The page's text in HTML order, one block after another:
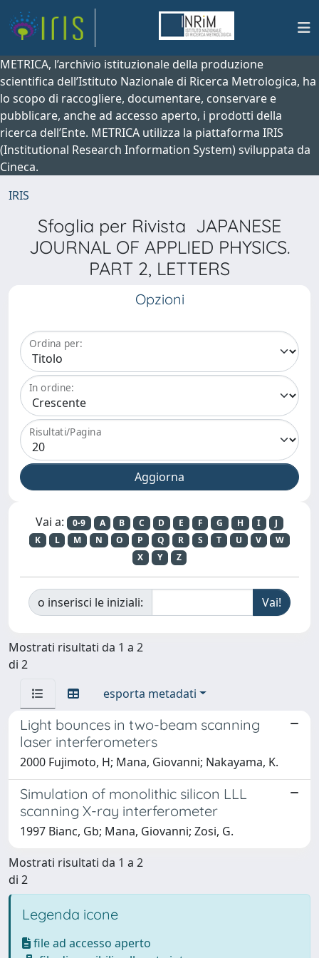
METRICA, l’archivio istituzionale della produzione
scientifica dell’Istituto Nazionale di Ricerca Metrologica, ha
lo scopo di raccogliere, documentare, conservare e
pubblicare, anche ad accesso aperto, i prodotti della
ricerca dell’Ente. METRICA utilizza la piattaforma IRIS
(Institutional Research Information System) sviluppata da
Cineca.
IRIS
Sfoglia per Rivista JAPANESE
JOURNAL OF APPLIED PHYSICS.
PART 2, LETTERS
Opzioni
Ordina per:
In ordine:
Risultati/Pagina
Vai a: 0-9 A B C D E F G H I
J
K
L M N O P Q R S T U V
W
X
Y Z
o inserisci le iniziali:
Mostrati risultati da 1 a 2
di 2
esporta metadati
Light bounces in two-beam scanning
laser interferometers
2000 Fujimoto, H; Mana, Giovanni; Nakayama, K.
Simulation of monolithic silicon LLL
scanning X-ray interferometer
1997 Bianc, Gb; Mana, Giovanni; Zosi, G.
Mostrati risultati da 1 a 2
di 2
Legenda icone
file ad accesso aperto